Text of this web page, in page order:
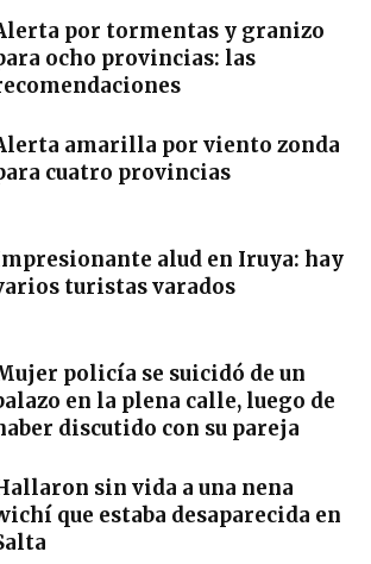
por tormentas y granizo
ocho provincias: las
amarilla por viento zonda
cuatro provincias
alud en Iruya: hay
turistas varados
policía se suicidó de un
en la plena calle, luego de
discutido con su pareja
sin vida a una nena
que estaba desaparecida en